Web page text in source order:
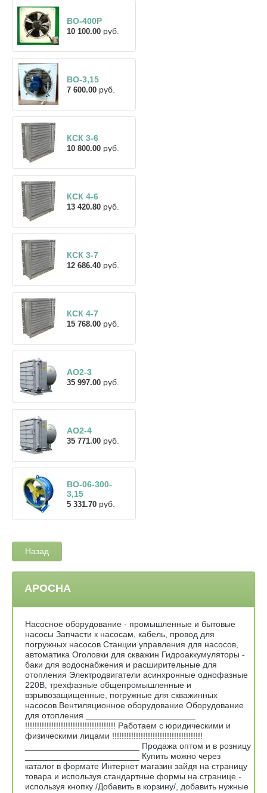
ВО-400Р
10 100.00 руб.
ВО-3,15
7 600.00 руб.
КСК 3-6
10 800.00 руб.
КСК 4-6
13 420.80 руб.
КСК 3-7
12 686.40 руб.
КСК 4-7
15 768.00 руб.
АО2-3
35 997.00 руб.
АО2-4
35 771.00 руб.
ВО-06-300-
3,15
5 331.70 руб.
Назад
АРОСНА
Насосное оборудование - промышленные и бытовые
насосы Запчасти к насосам, кабель, провод для
погружных насосов Станции управления для насосов,
автоматика Оголовки для скважин Гидроаккумуляторы -
баки для водоснабжения и расширительные для
отопления Электродвигатели асинхронные однофазные
220В, трехфазные общепромышленные и
взрывозащищенные, погружные для скважинных
насосов Вентиляционное оборудование Оборудование
для отопления _______________________
!!!!!!!!!!!!!!!!!!!!!!!!!!!!!!!!!!!!!! Работаем с юридическими и
физическими лицами !!!!!!!!!!!!!!!!!!!!!!!!!!!!!!!!!!!!!!
________________________ Продажа оптом и в розницу
________________________ Купить можно через
каталог в формате Интернет магазин зайдя на страницу
товара и используя стандартные формы на странице -
используя кнопку /Добавить в корзину/, добавить нужные